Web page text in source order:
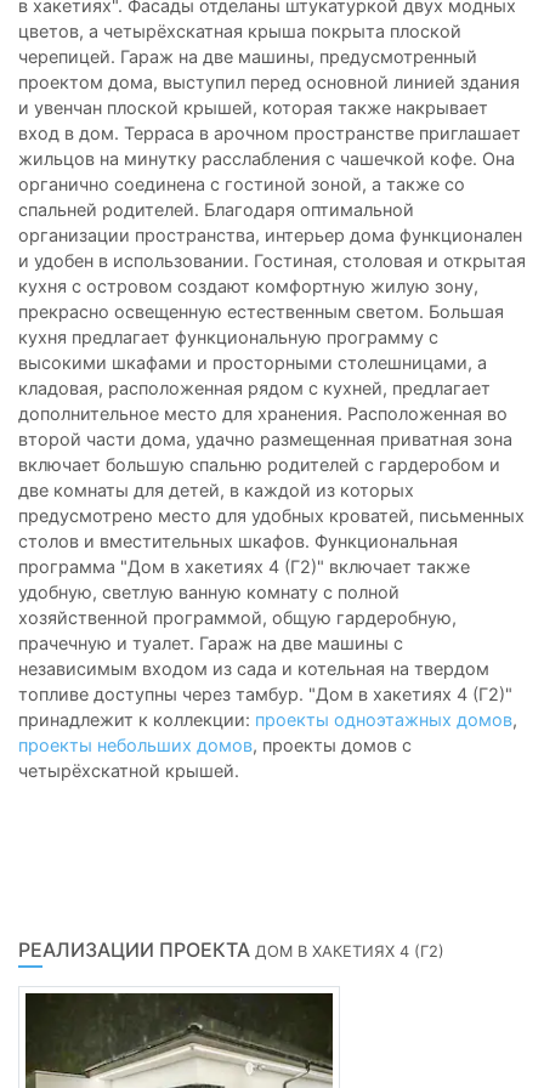
в хакетиях". Фасады отделаны штукатуркой двух модных
цветов, а четырёхскатная крыша покрыта плоской
черепицей. Гараж на две машины, предусмотренный
проектом дома, выступил перед основной линией здания
и увенчан плоской крышей, которая также накрывает
вход в дом. Терраса в арочном пространстве приглашает
жильцов на минутку расслабления с чашечкой кофе. Она
органично соединена с гостиной зоной, а также со
спальней родителей. Благодаря оптимальной
организации пространства, интерьер дома функционален
и удобен в использовании. Гостиная, столовая и открытая
кухня с островом создают комфортную жилую зону,
прекрасно освещенную естественным светом. Большая
кухня предлагает функциональную программу с
высокими шкафами и просторными столешницами, а
кладовая, расположенная рядом с кухней, предлагает
дополнительное место для хранения. Расположенная во
второй части дома, удачно размещенная приватная зона
включает большую спальню родителей с гардеробом и
две комнаты для детей, в каждой из которых
предусмотрено место для удобных кроватей, письменных
столов и вместительных шкафов. Функциональная
программа "Дом в хакетиях 4 (Г2)" включает также
удобную, светлую ванную комнату с полной
хозяйственной программой, общую гардеробную,
прачечную и туалет. Гараж на две машины с
независимым входом из сада и котельная на твердом
топливе доступны через тамбур. "Дом в хакетиях 4 (Г2)"
принадлежит к коллекции: проекты одноэтажных домов,
проекты небольших домов, проекты домов с
четырёхскатной крышей.
РЕАЛИЗАЦИИ ПРОЕКТА ДОМ В ХАКЕТИЯХ 4 (Г2)